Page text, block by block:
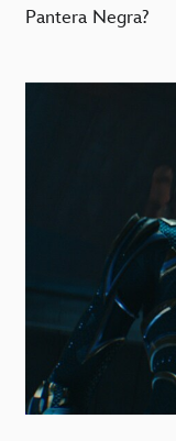
Pantera Negra?